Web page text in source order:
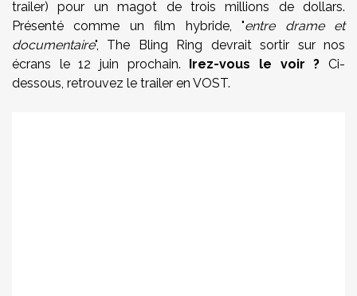
trailer) pour un magot de trois millions de dollars.
Présenté comme un film hybride, "entre drame et
documentaire", The Bling Ring devrait sortir sur nos
écrans le 12 juin prochain. Irez-vous le voir ? Ci-
dessous, retrouvez le trailer en VOST.